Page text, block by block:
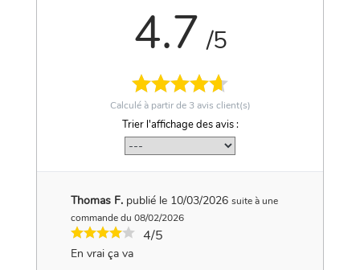
4.7 /5
Calculé à partir de 3avis client(s)
Trier l'affichage des avis :
Thomas F. publié le 10/03/2026 suite à une
commande du 08/02/2026
4/5
En vrai ça va